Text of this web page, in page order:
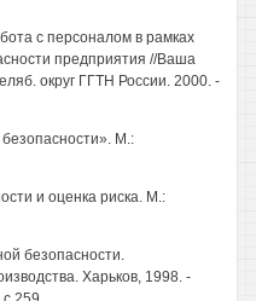
с персоналом в рамках
предприятия //Ваша
округ ГГТН России. 2000. -
М.:
и оценка риска. М.:
безопасности.
Харьков, 1998. -